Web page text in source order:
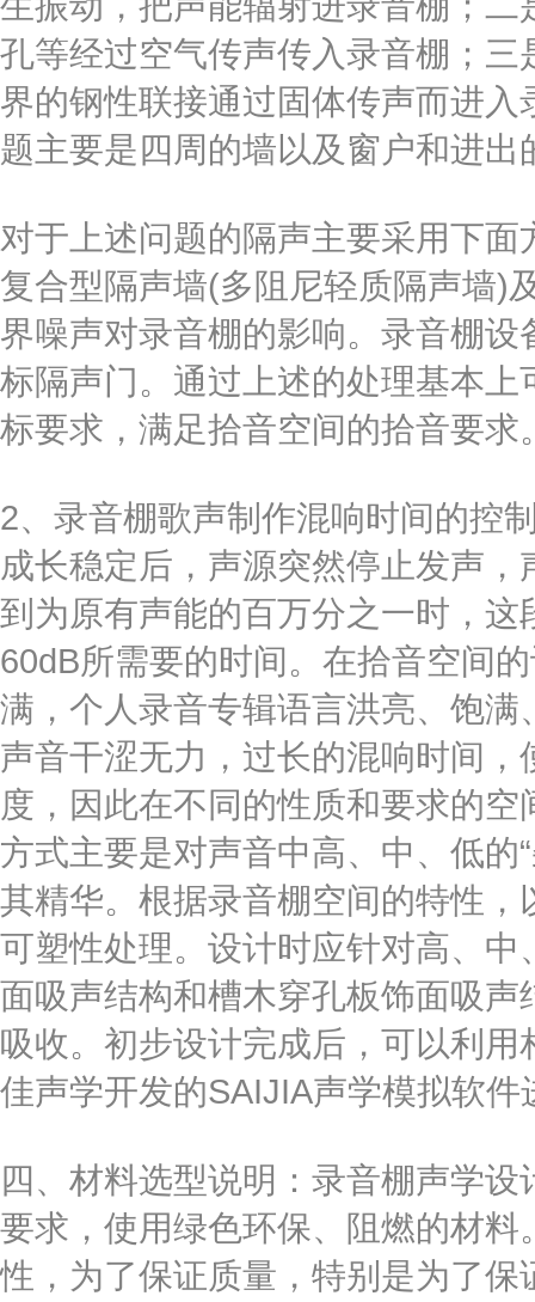
孔等经过空气传声传入录音棚；
界的钢性联接通过固体传声而进
题主要是四周的墙以及窗户和进出
对于上述问题的隔声主要采用下
复合型隔声墙(多阻尼轻质隔声墙)
界噪声对录音棚的影响。录音棚
标隔声门。通过上述的处理基本
标要求，满足拾音空间的拾音要求
2、录音棚歌声制作混响时间的控
成长稳定后，声源突然停止发声
到为原有声能的百万分之一时，这
60dB所需要的时间。在拾音空间
满，个人录音专辑语言洪亮、饱
声音干涩无力，过长的混响时间
度，因此在不同的性质和要求的空
方式主要是对声音中高、中、低的
其精华。根据录音棚空间的特性
可塑性处理。设计时应针对高、
面吸声结构和槽木穿孔板饰面吸
吸收。初步设计完成后，可以利
佳声学开发的SAIJIA声学模拟软
四、材料选型说明：录音棚声学
要求，使用绿色环保、阻燃的材
性，为了保证质量，特别是为了